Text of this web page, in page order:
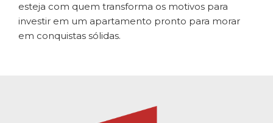
esteja com quem transforma os motivos para
investir em um apartamento pronto para morar
em conquistas sólidas.